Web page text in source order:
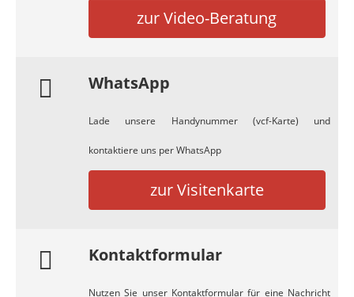
zur Video-Beratung
WhatsApp
Lade unsere Handynummer (vcf-Karte) und
kontaktiere uns per WhatsApp
zur Visitenkarte
Kontaktformular
Nutzen Sie unser Kontaktformular für eine Nachricht